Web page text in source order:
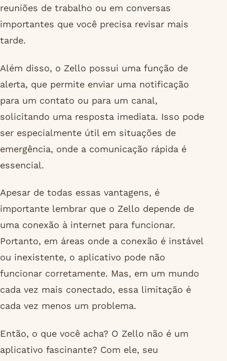
reuniões de trabalho ou em conversas
importantes que você precisa revisar mais
tarde.
Além disso, o Zello possui uma função de
alerta, que permite enviar uma notificação
para um contato ou para um canal,
solicitando uma resposta imediata. Isso pode
ser especialmente útil em situações de
emergência, onde a comunicação rápida é
essencial.
Apesar de todas essas vantagens, é
importante lembrar que o Zello depende de
uma conexão à internet para funcionar.
Portanto, em áreas onde a conexão é instável
ou inexistente, o aplicativo pode não
funcionar corretamente. Mas, em um mundo
cada vez mais conectado, essa limitação é
cada vez menos um problema.
Então, o que você acha? O Zello não é um
aplicativo fascinante? Com ele, seu